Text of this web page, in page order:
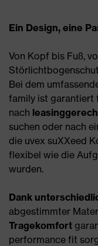
Ein Design, eine
Von Kopf bis Fuß,
Bei dem
family ist garantiert
nach
suchen oder nach
die uvex suXXeed
flexibel wie die
wurden.
Dank
abgestimmter
Tragekomfort
performance fit